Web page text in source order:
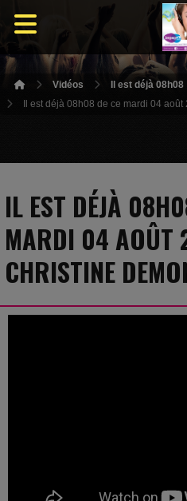
Vidéos Il est déjà 08h08
Il est déjà 08h08 de ce mardi 04
IL EST DÉJÀ
MARDI 04 AOÛT
CHRISTINE